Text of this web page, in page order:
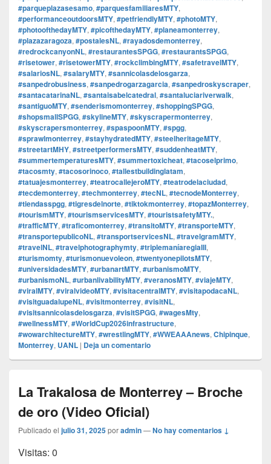
#parqueplazasesamo, #parquesfamiliaresMTY,
#performanceoutdoorsMTY, #petfriendlyMTY, #photoMTY,
#photoofthedayMTY, #picofthedayMTY, #planeamonterrey,
#plazazaragoza, #postalesNL, #rayadosdemonterrey,
#redrockcanyonNL, #restaurantesSPGG, #restaurantsSPGG,
#risetower, #risetowerMTY, #rockclimbingMTY, #safetravelMTY,
#salariosNL, #salaryMTY, #sannicolasdelosgarza,
#sanpedrobusiness, #sanpedrogarzagarcia, #sanpedroskyscraper,
#santacatarinaNL, #santaisabelcatedral, #santaluciariverwalk,
#santiguoMTY, #senderismomonterrey, #shoppingSPGG,
#shopsmallSPGG, #skylineMTY, #skyscrapermonterrey,
#skyscrapersmonterrey, #spaspoonMTY, #spgg,
#sprawlmonterrey, #stayhydratedMTY, #steelheritageMTY,
#streetartMHY, #streetperformersMTY, #suddenheatMTY,
#summertemperaturesMTY, #summertoxicheat, #tacoselprimo,
#tacosmty, #tacosorinoco, #tallestbuildinglatam,
#tatuajesmonterrey, #teatrocallejeroMTY, #teatrodelaciudad,
#tecdemonterrey, #techmonterrey, #tecNL, #tecnodeMonterrey,
#tiendasspgg, #tigresdelnorte, #tiktokmonterrey, #topazMonterrey,
#tourismMTY, #tourismservicesMTY, #touristsafetyMTY.,
#trafficMTY, #traficomonterrey, #transitoMTY, #transporteMTY,
#transportepublicoNL, #transportservicesNL, #travelgramMTY,
#travelNL, #travelphotographymty, #triplemaníaregiaIII,
#turismomty, #turismonuevoleon, #twentyonepilotsMTY,
#universidadesMTY, #urbanartMTY, #urbanismoMTY,
#urbanismoNL, #urbanlivabilityMTY, #veranosMTY, #viajeMTY,
#viralMTY, #viralvideoMTY, #visitacentralMTY, #visitapodacaNL,
#visitguadalupeNL, #visitmonterrey, #visitNL,
#visitsannicolasdelosgarza, #visitSPGG, #wagesMty,
#wellnessMTY, #WorldCup2026infrastructure,
#wowarchitectureMTY, #wrestlingMTY, #WWEAAAnews, Chipinque,
Monterrey, UANL | Deja un comentario
La Trakalosa de Monterrey – Broche
de oro (Video Oficial)
Publicado el julio 31, 2025poradmin—No hay comentarios ↓
Visitas: 0